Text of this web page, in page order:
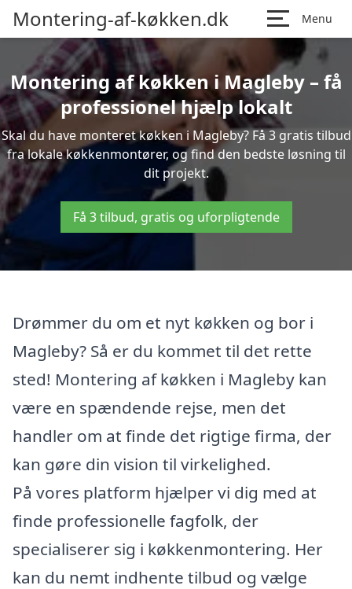
Montering-af-køkken.dk Menu
Montering af køkken i Magleby – få
professionel hjælp lokalt
Skal du have monteret køkken i Magleby? Få 3 gratis tilbud
fra lokale køkkenmontører, og find den bedste løsning til
dit projekt.
Få 3 tilbud, gratis og uforpligtende
Drømmer du om et nyt køkken og bor i
Magleby? Så er du kommet til det rette
sted! Montering af køkken i Magleby kan
være en spændende rejse, men det
handler om at finde det rigtige firma, der
kan gøre din vision til virkelighed.
På vores platform hjælper vi dig med at
finde professionelle fagfolk, der
specialiserer sig i køkkenmontering. Her
kan du nemt indhente tilbud og vælge